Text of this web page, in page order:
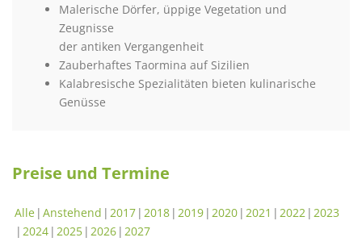
Malerische Dörfer, üppige Vegetation und
Zeugnisse
der antiken Vergangenheit
Zauberhaftes Taormina auf Sizilien
Kalabresische Spezialitäten bieten kulinarische
Genüsse
Preise und Termine
Alle Anstehend 2017 2018 2019 2020 2021 2022 2023
2024 2025 2026 2027